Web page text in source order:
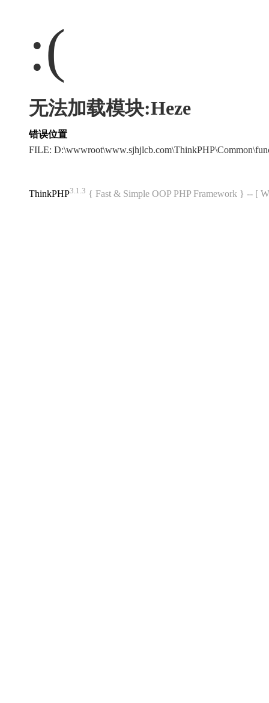
:(
无法加载模块:Heze
错误位置
FILE:
ThinkPHP3.1.3 { Fast & Simple OOP PHP Framework } -- [